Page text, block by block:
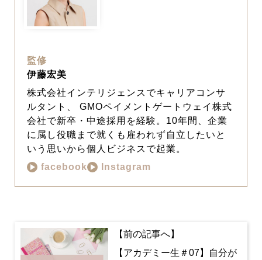
監修
伊藤宏美
株式会社インテリジェンスでキャリアコンサ
ルタント、 GMOペイメントゲートウェイ株式
会社で新卒・中途採用を経験。10年間、企業
に属し役職まで就くも雇われず自立したいと
いう思いから個人ビジネスで起業。
facebook Instagram
【アカデミー生＃07】自分が